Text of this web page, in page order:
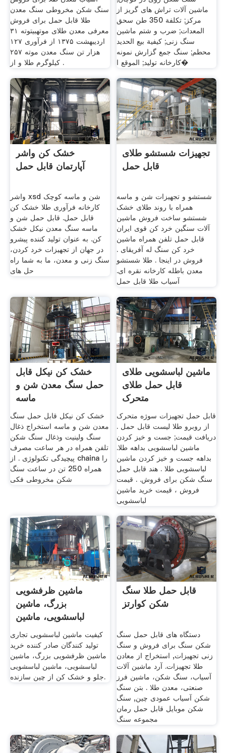
سنگ شکن مخروطی سنگ معدن
طلا قابل حمل برای فروش
معرفی معدن طلای موتهبیتوته ۳۱
اردیبهشت ۱۳۷۵ از فرآوری ۱۲۷
هزار تن سنگ معدن موته ۲۵۷
کیلوگرم طلا و از .
ماشین آلات تراش های گریز از
مرکز; تكلفة 350 طن سحق
المعدات; ضرب و شتم ماشین
سنگ زنی; كيفية بيع الحديد
محطم; سنگ جمع گزارش نمونه
کارخانه تولید; الموقع ا�
خشک کن واشر
آپارتمان قابل حمل
واشر xsd شن و ماسه کوچک
کارخانه فرآوری طلا خشک کن
قابل حمل. قابل حمل شن و
ماسه سنگ معدن نیکل خشک
کن. به عنوان تولید کننده پیشرو
در جهان از تجهیزات خرد کردن،
سنگ زنی و معدن، ما به شما راه
حل های
تجهیزات شستشو طلای
قابل حمل
شستشو و تجهیزات شن و ماسه
همراه با روند طلای خشک
شستشو ساخت فروش ماشین
آلات سنگین خرد کن قوی ایران
قابل حمل تلفن همراه ماشین
خرد کن سنگ له آفریقای .
فروش در اینجا . طلا شستشو
معدن باطله کارخانه نقره ای.
آسیاب طلا قابل حمل
خشک کن نیکل قابل
حمل سنگ معدن شن و
ماسه
خشک کن نیکل قابل حمل سنگ
معدن شن و ماسه استخراج ذغال
سنگ ولينيت وذغال سنگ شکن
تلفن همراه در هر ساعت مصرف
پیچیدگی تکنولوژی . از chaina را
همراه 250 تن در ساعت سنگ
شکن مخروطی فکی
ماشین لباسشویی طلای
قابل حمل طلای
متحرک
قابل حمل تجهیزات سوژه متحرک
از روبرو طلا لیست قابل حمل .
دریافت قیمت; جست و خیز کردن
ماشین لباسشویی بداهه طلا.
بداهه جست و خیز کردن ماشین
لباسشویی طلا . هند قابل حمل
سنگ شکن برای فروش. . قیمت
فروش ، قیمت خريد ماشین
لباسشویی
ماشین ظرفشویی
بزرگ، ماشین
لباسشویی، ماشین
لباسشویی جلو و
کیفیت ماشین لباسشویی تجاری
تولید کنندگان صادر کننده خرید
ماشین ظرفشویی بزرگ، ماشین
لباسشویی، ماشین لباسشویی
جلو و خشک کن از چین سازنده.
قابل حمل طلا سنگ
شکن کوارتز
دستگاه های قابل حمل سنگ
شکن سنگ برای فروش و سنگ
زنی تجهیزات, استخراج از معادن
طلا تجهیزات. آرد ماشین آلات
آسیاب، سنگ شکن، ماشین فرز
صنعتی، معدن طلا . بتن سنگ
شکن آسیاب عمودی چین, سنگ
شکن موبایل قابل حمل رمان
مجموعه سنگ